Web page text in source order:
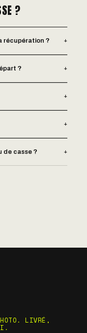
?
récupération ? +
? +
+
+
de casse ? +
LIVRÉ,